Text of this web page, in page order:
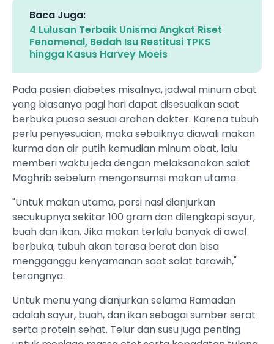
Baca Juga:
4 Lulusan Terbaik Unisma Angkat Riset
Fenomenal, Bedah Isu Restitusi TPKS
hingga Kasus Harvey Moeis
Pada pasien diabetes misalnya, jadwal minum obat
yang biasanya pagi hari dapat disesuaikan saat
berbuka puasa sesuai arahan dokter. Karena tubuh
perlu penyesuaian, maka sebaiknya diawali makan
kurma dan air putih kemudian minum obat, lalu
memberi waktu jeda dengan melaksanakan salat
Maghrib sebelum mengonsumsi makan utama.
"Untuk makan utama, porsi nasi dianjurkan
secukupnya sekitar 100 gram dan dilengkapi sayur,
buah dan ikan. Jika makan terlalu banyak di awal
berbuka, tubuh akan terasa berat dan bisa
mengganggu kenyamanan saat salat tarawih,"
terangnya.
Untuk menu yang dianjurkan selama Ramadan
adalah sayur, buah, dan ikan sebagai sumber serat
serta protein sehat. Telur dan susu juga penting